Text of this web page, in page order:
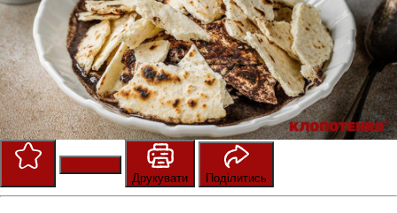
Друкувати
Поділитись